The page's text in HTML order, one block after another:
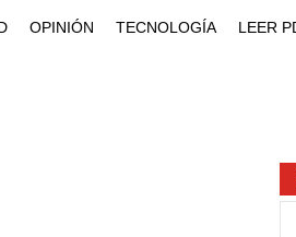
OPINIÓN TECNOLOGÍA LEER